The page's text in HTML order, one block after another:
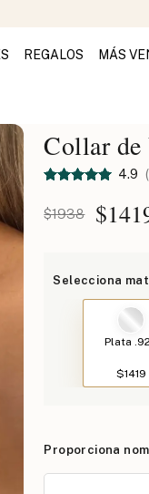
REGALOS MÁS
Collar de
4.9
$1938 $
Selecciona
Plata
$1419
Proporciona